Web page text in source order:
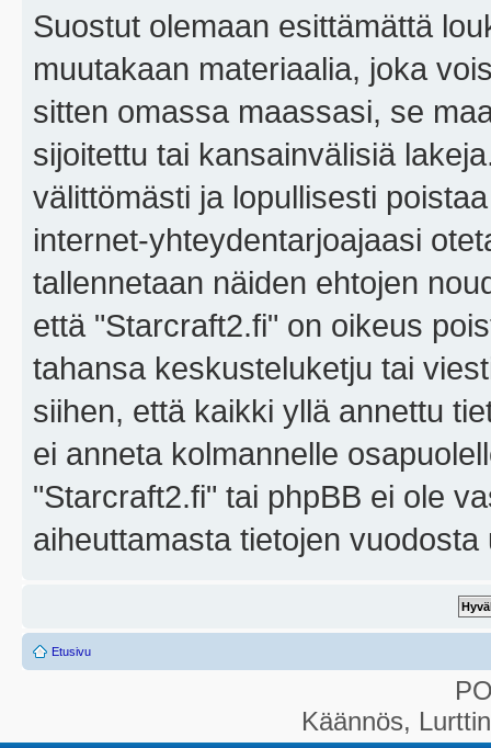
Suostut olemaan esittämättä
muutakaan materiaalia, joka
sitten omassa maassasi, se
sijoitettu tai kansainvälisiä
välittömästi ja lopullisesti
internet-yhteydentarjoajaasi
tallennetaan näiden ehtojen
että "Starcraft2.fi" on oikeus
tahansa keskusteluketju tai
siihen, että kaikki yllä annettu
ei anneta kolmannelle
"Starcraft2.fi" tai phpBB ei ole
aiheuttamasta tietojen
Etusivu
Käännös,